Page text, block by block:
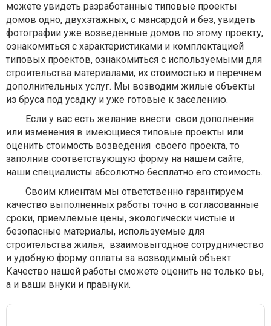
можете увидеть разработанные типовые проекты
домов одно, двухэтажных, с мансардой и без, увидеть
фотографии уже возведенные домов по этому проекту,
ознакомиться с характеристиками и комплектацией
типовых проектов, ознакомиться с используемыми для
строительства материалами, их стоимостью и перечнем
дополнительных услуг. Мы возводим жилые объекты
из бруса под усадку и уже готовые к заселению.
Если у вас есть желание внести свои дополнения
или изменения в имеющиеся типовые проекты или
оценить стоимость возведения своего проекта, то
заполнив соответствующую форму на нашем сайте,
наши специалисты абсолютно бесплатно его стоимость.
Своим клиентам мы ответственно гарантируем
качество выполненных работы точно в согласованные
сроки, приемлемые цены, экологически чистые и
безопасные материалы, используемые для
строительства жилья, взаимовыгодное сотрудничество
и удобную форму оплаты за возводимый объект.
Качество нашей работы сможете оценить не только вы,
а и ваши внуки и правнуки.